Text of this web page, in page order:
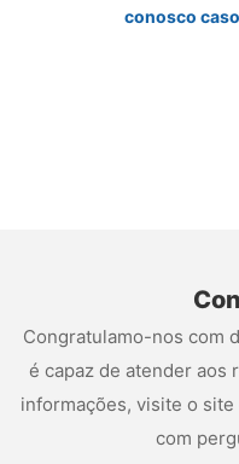
conosco
Congratulamo-nos com
é capaz de atender aos
informações, visite o
com